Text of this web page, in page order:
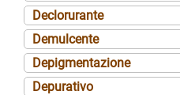
Declorurante
Demulcente
Depigmentazione
Depurativo